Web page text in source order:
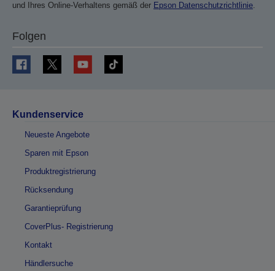
und Ihres Online-Verhaltens gemäß der Epson Datenschutzrichtlinie.
Folgen
Kundenservice
Neueste Angebote
Sparen mit Epson
Produktregistrierung
Rücksendung
Garantieprüfung
CoverPlus- Registrierung
Kontakt
Händlersuche